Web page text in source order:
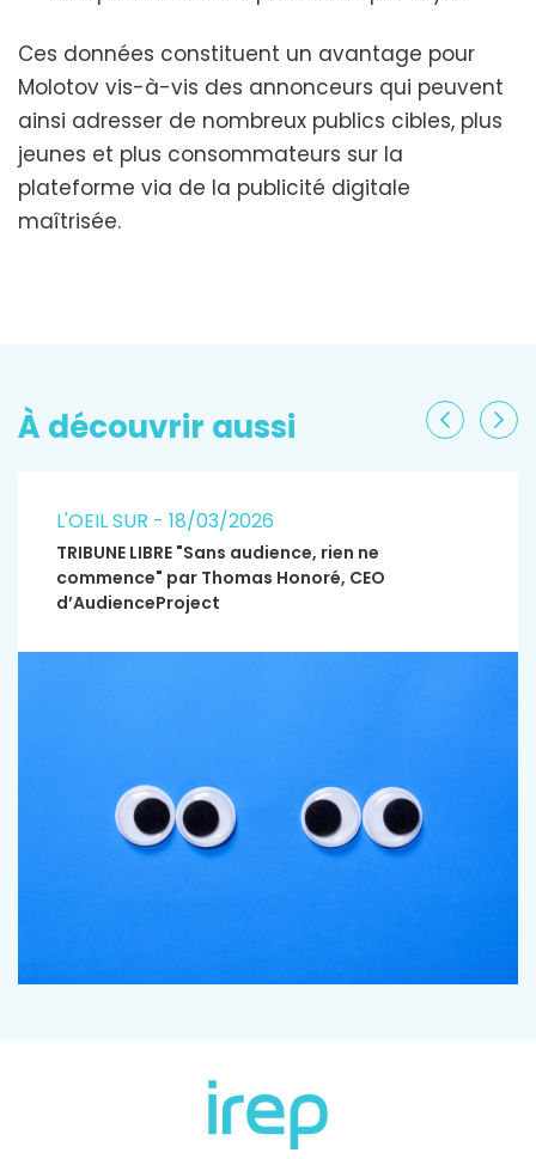
Ces données constituent un avantage pour
Molotov vis-à-vis des annonceurs qui peuvent
ainsi adresser de nombreux publics cibles, plus
jeunes et plus consommateurs sur la
plateforme via de la publicité digitale
maîtrisée.
À découvrir aussi
L'OEIL SUR - 18/03/2026
TRIBUNE LIBRE "Sans audience, rien ne
commence" par Thomas Honoré, CEO
d’AudienceProject